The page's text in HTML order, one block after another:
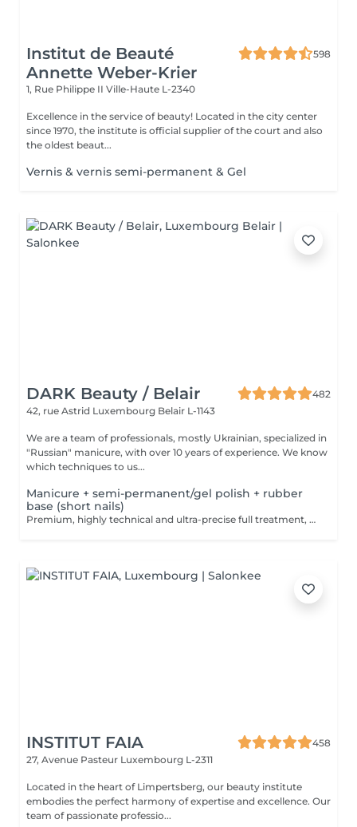
Institut de Beauté
Annette Weber-Krier
598
1, Rue Philippe II Ville-Haute L-2340
Excellence in the service of beauty! Located in the city center
since 1970, the institute is official supplier of the court and also
the oldest beaut...
Vernis & vernis semi-permanent & Gel
DARK Beauty / Belair
482
42, rue Astrid Luxembourg Belair L-1143
We are a team of professionals, mostly Ukrainian, specialized in
"Russian" manicure, with over 10 years of experience. We know
which techniques to us...
Manicure + semi-permanent/gel polish + rubber
base (short nails)
Premium, highly technical and ultra-precise full treatment, performed mainly with an e-file to achieve a perfectly clean nail contour and apply the polish as close as possible, even slightly under the cuticle. This technique helps visually delay the regrowth by around 10 days. Visual result: -Extremely well-groomed nails, clean contours, flawless shape -Instagram / photo studio effect: neat, precise, with no visible dry skin We also include a base coat, recommended for short nails in good condition. A perfect solution for flawless and long-lasting nails: -The average durability is 4 weeks!! Service content -> 80€ : -Removal of old semi-permanent and/or gel (if needed, already include in this price/service) -Very meticulous preparation of the nail plate -Removal of dead skin -Shape and file nails -Gentle cuticle care -Rubber base -Application of semi-permanent nail polish -Application of cuticle oil and hand cream Optional : -Price per nail extension on up to 5 nails (if so please book "WITH simple design") +3€/nail -Price per nail for nail art on up to 5 nails (if so please book "WITH simple design") +3€/nail -Price for simple design (French, Chrome, Baby Boomer, Cat Eyes, Stickers, Foil) 6-10 nails -> +20€ -Price for complex design (3D, Hand drawings, Stamping, French with Chrome, Baby Boomer with Chrome, French with Cat Eyes) 6-10 nails -> +30€
INSTITUT FAIA
458
27, Avenue Pasteur Luxembourg L-2311
Located in the heart of Limpertsberg, our beauty institute
embodies the perfect harmony of expertise and excellence. Our
team of passionate professio...